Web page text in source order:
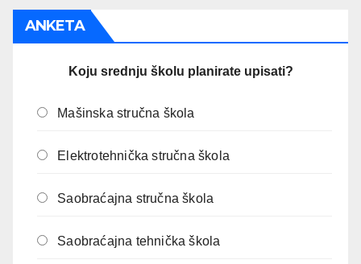
ANKETA
Koju srednju školu planirate upisati?
Mašinska stručna škola
Elektrotehnička stručna škola
Saobraćajna stručna škola
Saobraćajna tehnička škola